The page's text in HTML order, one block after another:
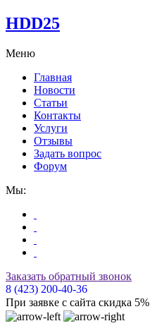
HDD25
Меню
Главная
Новости
Статьи
Контакты
Услуги
Отзывы
Задать вопрос
Форум
Мы:
Заказать обратный звонок
8 (423) 200-40-36
При заявке с сайта скидка 5%